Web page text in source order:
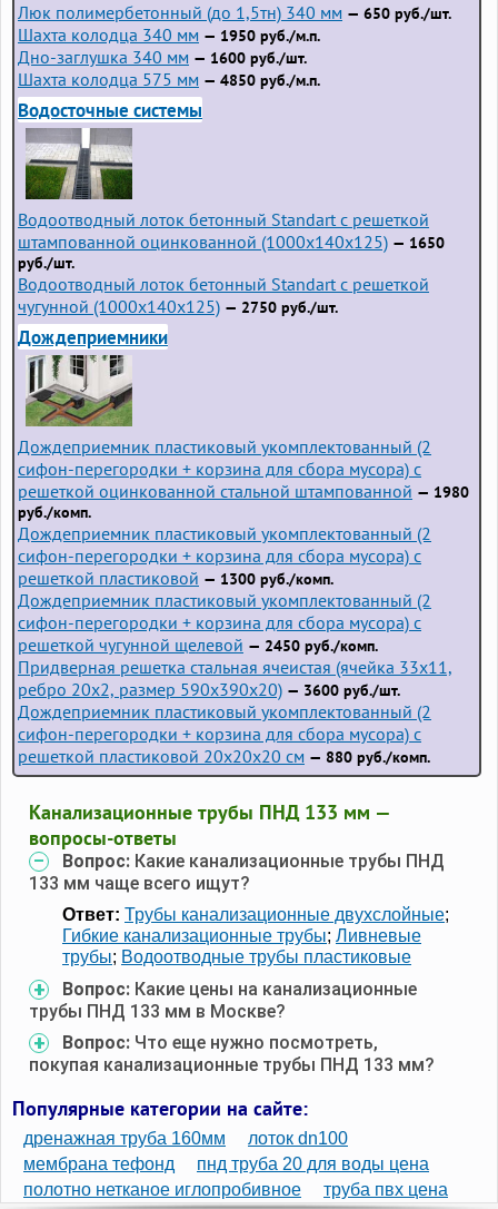
Люк полимербетонный (до 1,5тн) 340 мм — 650 руб./шт.
Шахта колодца 340 мм — 1950 руб./м.п.
Дно-заглушка 340 мм — 1600 руб./шт.
Шахта колодца 575 мм — 4850 руб./м.п.
Водосточные системы
Водоотводный лоток бетонный Standart с решеткой
штампованной оцинкованной (1000x140x125) — 1650
руб./шт.
Водоотводный лоток бетонный Standart с решеткой
чугунной (1000x140x125) — 2750 руб./шт.
Дождеприемники
Дождеприемник пластиковый укомплектованный (2
сифон-перегородки + корзина для сбора мусора) с
решеткой оцинкованной стальной штампованной — 1980
руб./комп.
Дождеприемник пластиковый укомплектованный (2
сифон-перегородки + корзина для сбора мусора) с
решеткой пластиковой — 1300 руб./комп.
Дождеприемник пластиковый укомплектованный (2
сифон-перегородки + корзина для сбора мусора) с
решеткой чугунной щелевой — 2450 руб./комп.
Придверная решетка стальная ячеистая (ячейка 33x11,
ребро 20x2, размер 590x390x20) — 3600 руб./шт.
Дождеприемник пластиковый укомплектованный (2
сифон-перегородки + корзина для сбора мусора) с
решеткой пластиковой 20х20х20 см — 880 руб./комп.
Канализационные трубы ПНД 133 мм —
вопросы-ответы
Вопрос: Какие канализационные трубы ПНД
133 мм чаще всего ищут?
Ответ: Трубы канализационные двухслойные;
Гибкие канализационные трубы; Ливневые
трубы; Водоотводные трубы пластиковые
Вопрос: Какие цены на канализационные
трубы ПНД 133 мм в Москве?
Вопрос: Что еще нужно посмотреть,
покупая канализационные трубы ПНД 133 мм?
Популярные категории на сайте:
дренажная труба 160мм
лоток dn100
мембрана тефонд
пнд труба 20 для воды цена
полотно нетканое иглопробивное
труба пвх цена